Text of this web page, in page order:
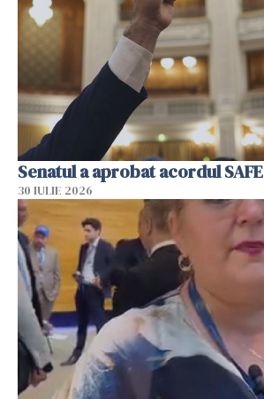
Senatul a aprobat acordul SAFE
30 IULIE 2026